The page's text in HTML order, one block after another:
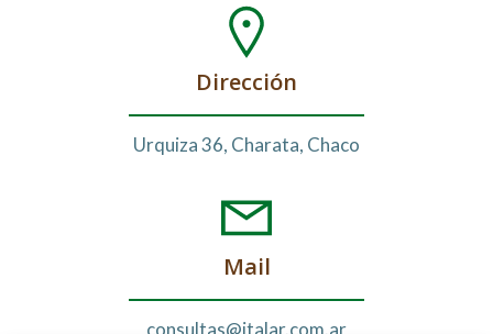
Dirección
Urquiza 36, Charata, Chaco
Mail
consultas@italar.com.ar